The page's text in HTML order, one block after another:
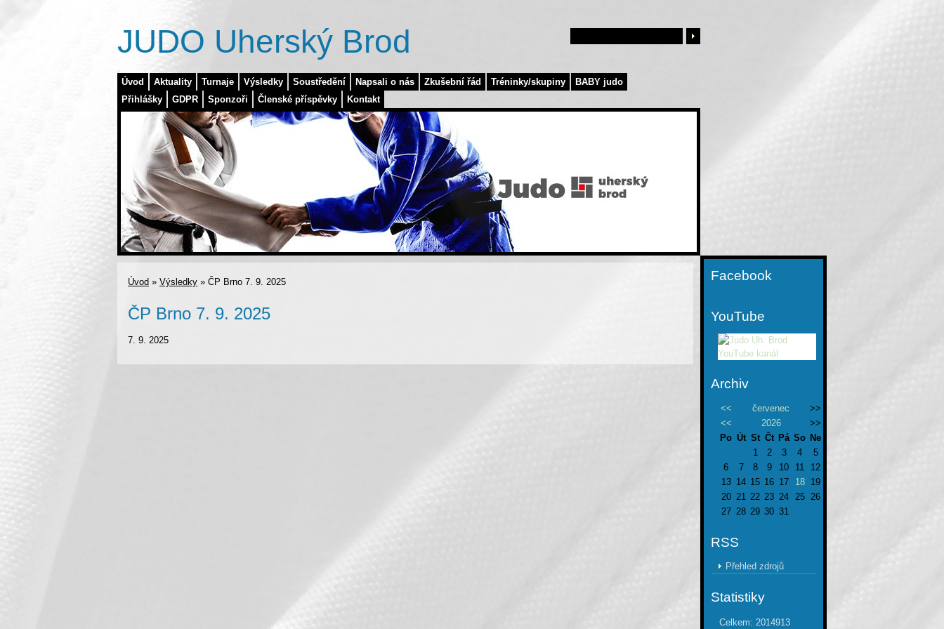
Úvod Aktuality Turnaje Výsledky Soustředění Napsali o nás Zkušební řád Tréninky/skupiny
BABY judo
Přihlášky
GDPR Sponzoři Členské příspěvky Kontakt
JUDO Uherský Brod
Úvod » Výsledky » ČP Brno 7. 9. 2025
ČP Brno 7. 9. 2025
7. 9. 2025
Facebook
YouTube
Archiv
<< červenec
>>
<<
2026
>>
Po Út St Čt Pá So Ne
1
2 3 4
5
6
7 8 9 10 11
12
13 14 15 16 17 18
19
20 21 22 23 24 25 26
27 28 29 30 31
RSS
Přehled zdrojů
Statistiky
Celkem: 2014913